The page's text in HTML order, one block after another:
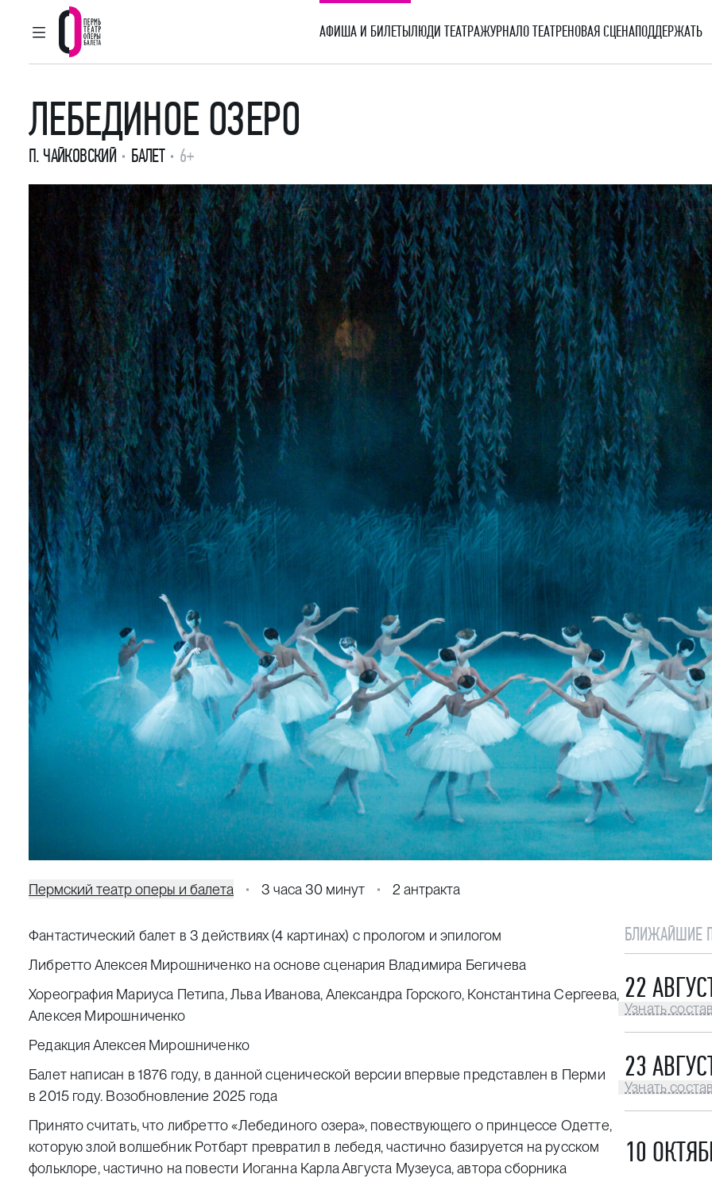
ГЛАВНОЕ МЕНЮ
Пермский театр оперы и балета
АФИША И БИЛЕТЫЛЮДИ ТЕАТРАЖУРНАЛО ТЕАТРЕНОВАЯ СЦЕНАПОДДЕРЖАТЬ
ЛЕБЕДИНОЕ ОЗЕРО
П. ЧАЙКОВСКИЙ БАЛЕТ 6+
Пермский театр оперы и балета 3 часа 30 минут 2 антракта
Фантастический балет в 3 действиях (4 картинах) с прологом и эпилогом
Либретто Алексея Мирошниченко на основе сценария Владимира Бегичева
Хореография Мариуса Петипа, Льва Иванова, Александра Горского, Константина Сергеева,
Алексея Мирошниченко
Редакция Алексея Мирошниченко
Балет написан в 1876 году, в данной сценической версии впервые представлен в Перми
в 2015 году. Возобновление 2025 года
Принято считать, что либретто «Лебединого озера», повествующего о принцессе Одетте,
которую злой волшебник Ротбарт превратил в лебедя, частично базируется на русском
фольклоре, частично на повести Иоганна Карла Августа Музеуса, автора сборника
БЛИЖАЙШИЕ
22
Узнать состав
23
Узнать состав
10